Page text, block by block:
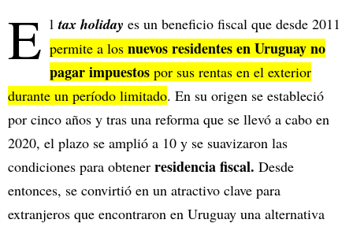
E ltax holiday es un beneficio fiscal que desde 2011
permite a los nuevos residentes en Uruguay no
pagar impuestos por sus rentas en el exterior
durante un período limitado. En su origen se estableció
por cinco años y tras una reforma que se llevó a cabo en
2020, el plazo se amplió a 10 y se suavizaron las
condiciones para obtener residencia fiscal. Desde
entonces, se convirtió en un atractivo clave para
extranjeros que encontraron en Uruguay una alternativa